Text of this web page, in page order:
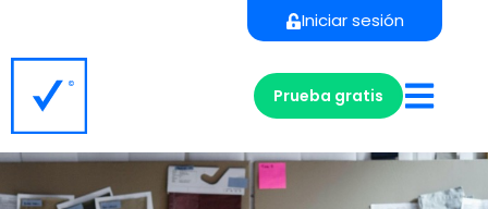
Iniciar sesión
Prueba gratis